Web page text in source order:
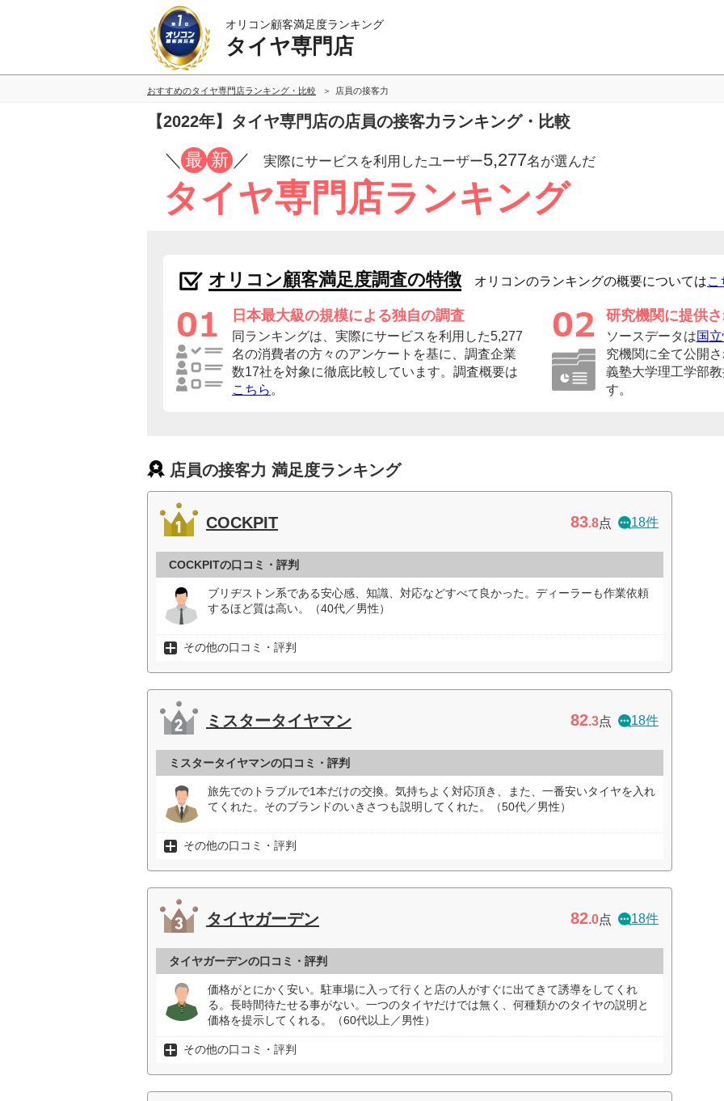
オリコン顧客満足度ランキング
タイヤ専門店
おすすめのタイヤ専門店ランキング・比較 店員の接客力
【2022年】タイヤ専門店の店員の接客力ランキング・比較
／ 最 新 ／ 実際にサービスを利用したユーザー5,277名が選んだ
タイヤ専門店ランキング
オリコン顧客満足度調査の特徴 オリコンのランキングの概要についてはこ
日本最大級の規模による独自の調査
同ランキングは、実際にサービスを利用した5,277
名の消費者の方々のアンケートを基に、調査企業
数17社を対象に徹底比較しています。調査概要は
こちら 。
研究機関に提供
ソースデータは国
究機関に全て公開
義塾大学理工学部教
す。
店員の接客力 満足度ランキング
COCKPIT 83.8点 18件
COCKPITの口コミ・評判
ブリヂストン系である安心感、知識、対応などすべて良かった。ディーラーも作業依頼
するほど質は高い。（40代／男性）
その他の口コミ・評判
ミスタータイヤマン 82.3点 18件
ミスタータイヤマンの口コミ・評判
旅先でのトラブルで1本だけの交換。気持ちよく対応頂き、また、一番安いタイヤを入れ
てくれた。そのブランドのいきさつも説明してくれた。（50代／男性）
その他の口コミ・評判
タイヤガーデン 82.0点 18件
タイヤガーデンの口コミ・評判
価格がとにかく安い。駐車場に入って行くと店の人がすぐに出てきて誘導をしてくれ
る。長時間待たせる事がない。一つのタイヤだけでは無く、何種類かのタイヤの説明と
価格を提示してくれる。（60代以上／男性）
その他の口コミ・評判